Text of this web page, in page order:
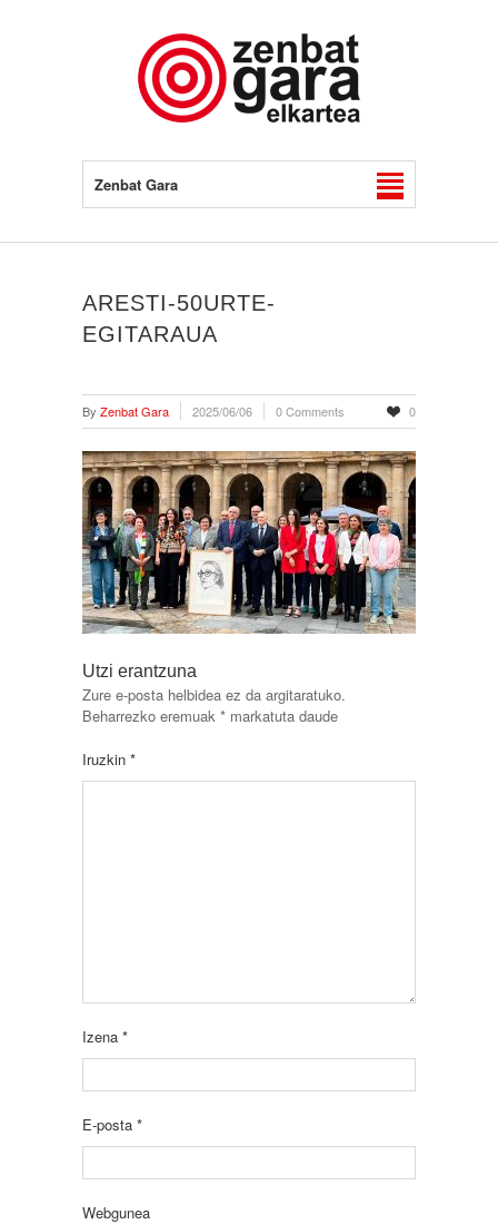
Zenbat Gara
ARESTI-50URTE-
EGITARAUA
By Zenbat Gara 2025/06/06 0 Comments 0
Utzi erantzuna
Zure e-posta helbidea ez da argitaratuko.
Beharrezko eremuak * markatuta daude
Iruzkin *
Izena *
E-posta *
Webgunea